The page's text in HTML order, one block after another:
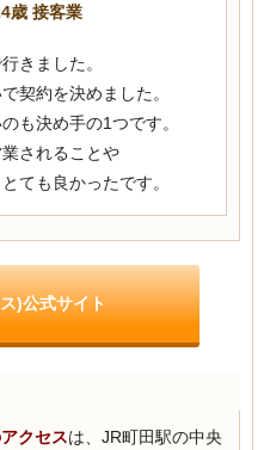
歳 接客業
きました。
契約を決めました。
も決め手の1つです。
されることや
ても良かったです。
)公式サイト
クセスは、JR町田駅の中央